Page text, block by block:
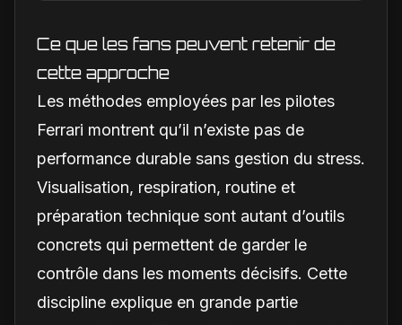
Ce que les fans peuvent retenir de
cette approche
Les méthodes employées par les pilotes
Ferrari montrent qu’il n’existe pas de
performance durable sans gestion du stress.
Visualisation, respiration, routine et
préparation technique sont autant d’outils
concrets qui permettent de garder le
contrôle dans les moments décisifs. Cette
discipline explique en grande partie